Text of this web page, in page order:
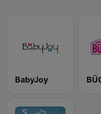
BabyJoy